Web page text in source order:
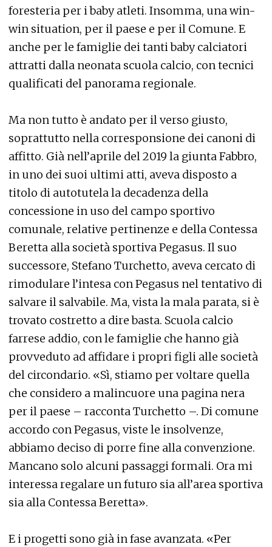
foresteria per i baby atleti. Insomma, una win-
win situation, per il paese e per il Comune. E
anche per le famiglie dei tanti baby calciatori
attratti dalla neonata scuola calcio, con tecnici
qualificati del panorama regionale.
Ma non tutto è andato per il verso giusto,
soprattutto nella corresponsione dei canoni di
affitto. Già nell’aprile del 2019 la giunta Fabbro,
in uno dei suoi ultimi atti, aveva disposto a
titolo di autotutela la decadenza della
concessione in uso del campo sportivo
comunale, relative pertinenze e della Contessa
Beretta alla società sportiva Pegasus. Il suo
successore, Stefano Turchetto, aveva cercato di
rimodulare l’intesa con Pegasus nel tentativo di
salvare il salvabile. Ma, vista la mala parata, si è
trovato costretto a dire basta. Scuola calcio
farrese addio, con le famiglie che hanno già
provveduto ad affidare i propri figli alle società
del circondario. «Sì, stiamo per voltare quella
che considero a malincuore una pagina nera
per il paese – racconta Turchetto –. Di comune
accordo con Pegasus, viste le insolvenze,
abbiamo deciso di porre fine alla convenzione.
Mancano solo alcuni passaggi formali. Ora mi
interessa regalare un futuro sia all’area sportiva
sia alla Contessa Beretta».
E i progetti sono già in fase avanzata. «Per